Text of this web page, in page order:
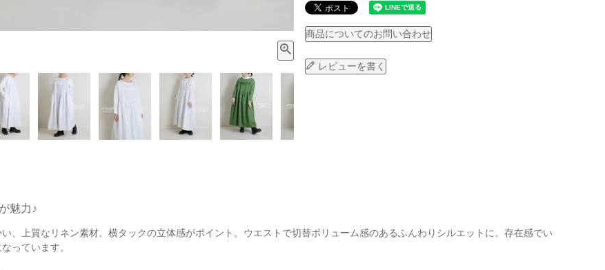
商品についてのお問い合わせ
レビューを書く
魅力♪
い、上質なリネン素材。横タックの立体感がポイント。ウエストで切替ボリューム感のあるふんわりシルエットに。存在感でい
っています。